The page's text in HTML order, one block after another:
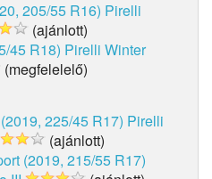
205/55 R16) Pirelli
(ajánlott)
45 R18) Pirelli Winter
(megfelelelő)
225/45 R17) Pirelli
(ajánlott)
(2019, 215/55 R17)